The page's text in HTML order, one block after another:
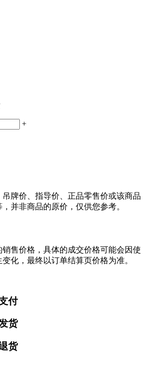
+
牌价、指导价、正品零售价或该商品
并非商品的原价，仅供您参考。
售价格，具体的成交价格可能会因使
化，最终以订单结算页价格为准。
付
货
货